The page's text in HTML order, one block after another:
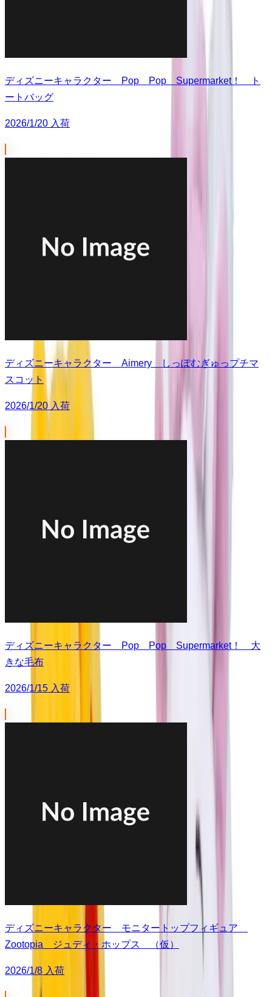
ディズニーキャラクター Pop Pop Supermarket！ ト
ートバッグ
2026/1/20 入荷
ディズニーキャラクター Aimery しっぽむぎゅっプチマ
スコット
2026/1/20 入荷
ディズニーキャラクター Pop Pop Supermarket！ 大
きな毛布
2026/1/15 入荷
ディズニーキャラクター モニタートップフィギュア
Zootopia ジュディ・ホップス （仮）
2026/1/8 入荷